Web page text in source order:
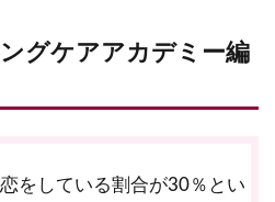
グケアアカデミー編
をしている割合が30％とい